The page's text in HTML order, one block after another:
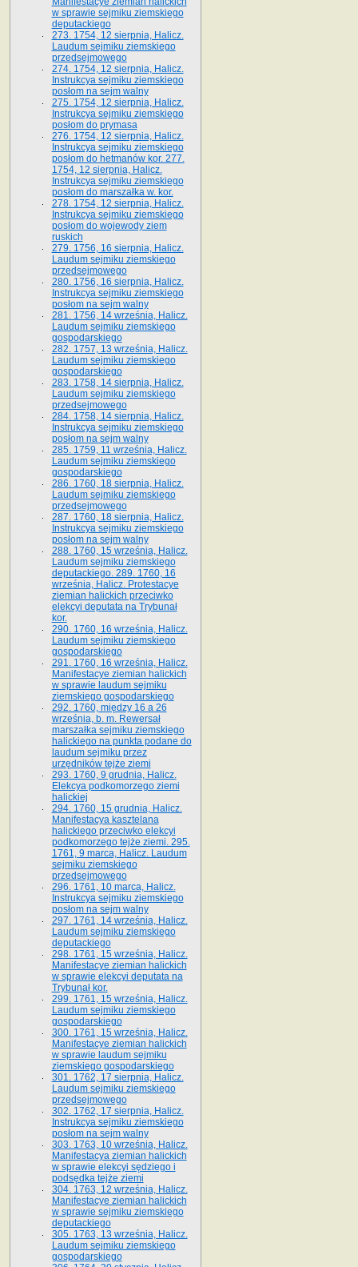
w sprawie sejmiku ziemskiego
deputackiego
273. 1754, 12 sierpnia, Halicz.
Laudum sejmiku ziemskiego
przedsejmowego
274. 1754, 12 sierpnia, Halicz.
Instrukcya sejmiku ziemskiego
posłom na sejm walny
275. 1754, 12 sierpnia, Halicz.
Instrukcya sejmiku ziemskiego
posłom do prymasa
276. 1754, 12 sierpnia, Halicz.
Instrukcya sejmiku ziemskiego
posłom do hetmanów kor. 277.
1754, 12 sierpnia, Halicz.
Instrukcya sejmiku ziemskiego
posłom do marszałka w. kor.
278. 1754, 12 sierpnia, Halicz.
Instrukcya sejmiku ziemskiego
posłom do wojewody ziem
ruskich
279. 1756, 16 sierpnia, Halicz.
Laudum sejmiku ziemskiego
przedsejmowego
280. 1756, 16 sierpnia, Halicz.
Instrukcya sejmiku ziemskiego
posłom na sejm walny
281. 1756, 14 września, Halicz.
Laudum sejmiku ziemskiego
gospodarskiego
282. 1757, 13 września, Halicz.
Laudum sejmiku ziemskiego
gospodarskiego
283. 1758, 14 sierpnia, Halicz.
Laudum sejmiku ziemskiego
przedsejmowego
284. 1758, 14 sierpnia, Halicz.
Instrukcya sejmiku ziemskiego
posłom na sejm walny
285. 1759, 11 września, Halicz.
Laudum sejmiku ziemskiego
gospodarskiego
286. 1760, 18 sierpnia, Halicz.
Laudum sejmiku ziemskiego
przedsejmowego
287. 1760, 18 sierpnia, Halicz.
Instrukcya sejmiku ziemskiego
posłom na sejm walny
288. 1760, 15 września, Halicz.
Laudum sejmiku ziemskiego
deputackiego. 289. 1760, 16
września, Halicz. Protestacye
ziemian halickich przeciwko
elekcyi deputata na Trybunał
kor.
290. 1760, 16 września, Halicz.
Laudum sejmiku ziemskiego
gospodarskiego
291. 1760, 16 września, Halicz.
Manifestacye ziemian halickich
w sprawie laudum sejmiku
ziemskiego gospodarskiego
292. 1760, między 16 a 26
września, b. m. Rewersał
marszałka sejmiku ziemskiego
halickiego na punkta podane do
laudum sejmiku przez
urzędników tejże ziemi
293. 1760, 9 grudnia, Halicz.
Elekcya podkomorzego ziemi
halickiej
294. 1760, 15 grudnia, Halicz.
Manifestacya kasztelana
halickiego przeciwko elekcyi
podkomorzego tejże ziemi. 295.
1761, 9 marca, Halicz. Laudum
sejmiku ziemskiego
przedsejmowego
296. 1761, 10 marca, Halicz.
Instrukcya sejmiku ziemskiego
posłom na sejm walny
297. 1761, 14 września, Halicz.
Laudum sejmiku ziemskiego
deputackiego
298. 1761, 15 września, Halicz.
Manifestacye ziemian halickich
w sprawie elekcyi deputata na
Trybunał kor.
299. 1761, 15 września, Halicz.
Laudum sejmiku ziemskiego
gospodarskiego
300. 1761, 15 września, Halicz.
Manifestacye ziemian halickich
w sprawie laudum sejmiku
ziemskiego gospodarskiego
301. 1762, 17 sierpnia, Halicz.
Laudum sejmiku ziemskiego
przedsejmowego
302. 1762, 17 sierpnia, Halicz.
Instrukcya sejmiku ziemskiego
posłom na sejm walny
303. 1763, 10 września, Halicz.
Manifestacya ziemian halickich
w sprawie elekcyi sędziego i
podsędka tejże ziemi
304. 1763, 12 września, Halicz.
Manifestacye ziemian halickich
w sprawie sejmiku ziemskiego
deputackiego
305. 1763, 13 września, Halicz.
Laudum sejmiku ziemskiego
gospodarskiego